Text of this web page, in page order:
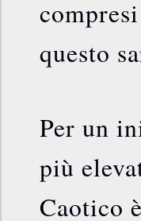
questo
Per un
più
Caotico